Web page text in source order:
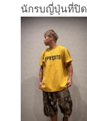
นักรบญี่ปุ่นที่ปิ